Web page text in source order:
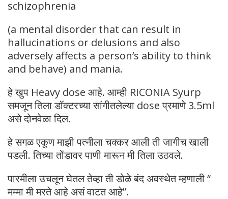
schizophrenia
(a mental disorder that can result in
hallucinations or delusions and also
adversely affects a person’s ability to think
and behave) and mania.
हे खुप Heavy dose आहे. आम्ही RICONIA Syurp
समजून तिला डॉक्टरच्या सांगीतलेल्या dose प्रमाणे 3.5ml
असे दोनवेळा दिल.
हे सगळ एकूण माझी पत्नीला चक्कर आली ती जागीच खाली
पडली. तिच्या तोंडावर पाणी मारून मी तिला उठवले.
पारमीला उचलून घेतल तेव्हा ती डोळे बंद अवस्थेत म्हणाली “
मम्मा मी मरते आहे असं वाटत आहे”.